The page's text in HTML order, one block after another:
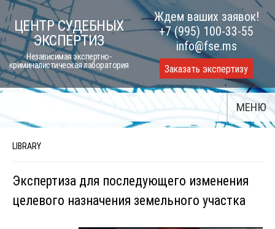
Skip
to
content
ЦЕНТР СУДЕБНЫХ
ЭКСПЕРТИЗ
Независимая экспертно-
криминалистическая лаборатория
Ждем ваших заявок!
+7 (995) 100-33-55
info@fse.ms
Заказать экспертизу
МЕНЮ
LIBRARY
Экспертиза для последующего изменения
целевого назначения земельного участка